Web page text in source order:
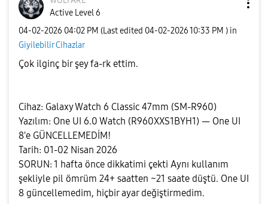
Active Level 6
‎04-02-2026 04:02 PM (Last edited ‎04-02-202610:33 PM ) in
Giyilebilir Cihazlar
Çok ilginç bir şey fa-rk ettim.
Cihaz: Galaxy Watch 6 Classic 47mm (SM-R960)
Yazılım: One UI 6.0 Watch (R960XXS1BYH1) — One UI
8'e GÜNCELLEMEDİM!
Tarih: 01-02 Nisan 2026
SORUN: 1 hafta önce dikkatimi çekti Aynı kullanım
şekliyle pil ömrüm 24+ saatten ~21 saate düştü. One UI
8 güncellemedim, hiçbir ayar değiştirmedim.